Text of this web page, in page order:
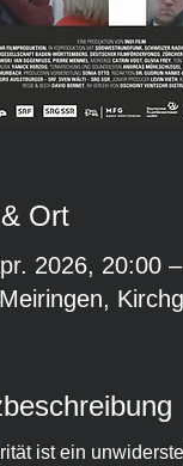
Ort
2026, 20:00
ist ein